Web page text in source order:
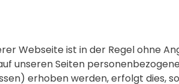
Webseite ist in der Regel ohne
unseren Seiten
erhoben werden, erfolgt dies,